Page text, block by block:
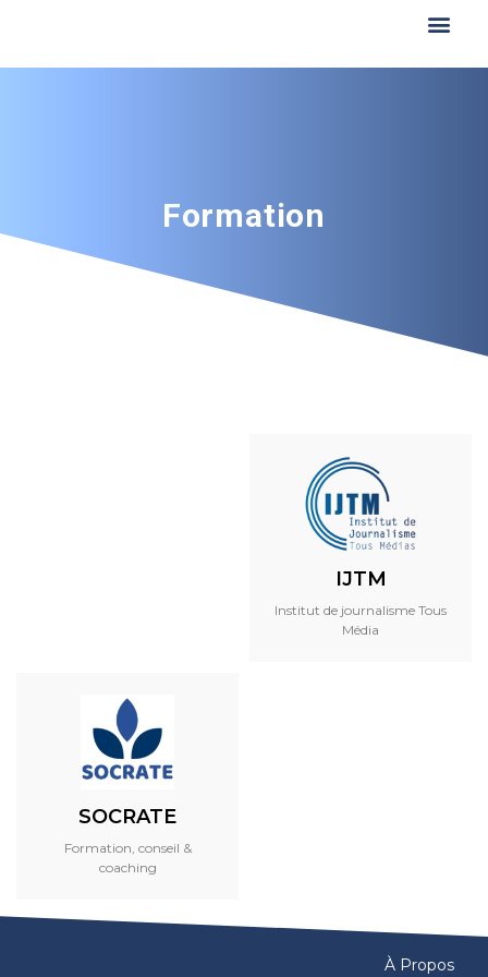
Formation
IJTM
Institut de journalisme Tous
Média
SOCRATE
Formation, conseil &
coaching
À Propos